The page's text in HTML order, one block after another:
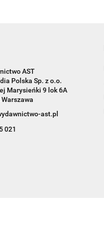
AST
Polska Sp. z o.o.
Marysieńki 9 lok 6A
ast.pl
021